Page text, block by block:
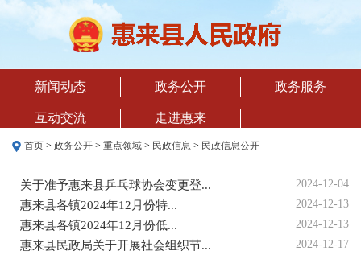
新闻动态 政务公开 政务服务
互动交流 走进惠来
首页 > 政务公开 > 重点领域 > 民政信息 > 民政信息公开
关于准予惠来县乒乓球协会变更登... 2024-12-04
惠来县各镇2024年12月份特... 2024-12-13
惠来县各镇2024年12月份低... 2024-12-13
惠来县民政局关于开展社会组织节... 2024-12-17